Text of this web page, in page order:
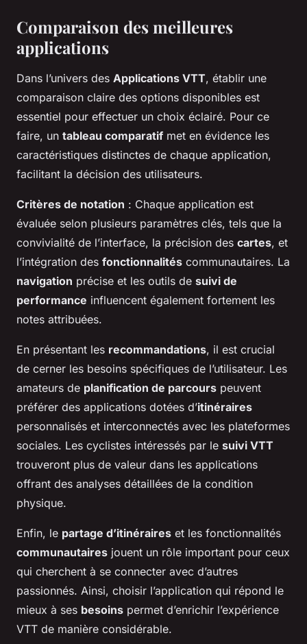
Comparaison des meilleures
applications
Dans l’univers des Applications VTT, établir une
comparaison claire des options disponibles est
essentiel pour effectuer un choix éclairé. Pour ce
faire, un tableau comparatif met en évidence les
caractéristiques distinctes de chaque application,
facilitant la décision des utilisateurs.
Critères de notation : Chaque application est
évaluée selon plusieurs paramètres clés, tels que la
convivialité de l’interface, la précision des cartes, et
l’intégration des fonctionnalités communautaires. La
navigation précise et les outils de suivi de
performance influencent également fortement les
notes attribuées.
En présentant les recommandations, il est crucial
de cerner les besoins spécifiques de l’utilisateur. Les
amateurs de planification de parcours peuvent
préférer des applications dotées d’itinéraires
personnalisés et interconnectés avec les plateformes
sociales. Les cyclistes intéressés par le suivi VTT
trouveront plus de valeur dans les applications
offrant des analyses détaillées de la condition
physique.
Enfin, le partage d’itinéraires et les fonctionnalités
communautaires jouent un rôle important pour ceux
qui cherchent à se connecter avec d’autres
passionnés. Ainsi, choisir l’application qui répond le
mieux à ses besoins permet d’enrichir l’expérience
VTT de manière considérable.